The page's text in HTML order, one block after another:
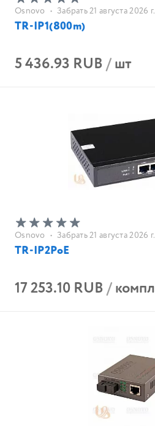
Osnovo • Забрать 21 августа 2026 г.
TR-IP1(800m)
5 436.93 RUB/шт
Osnovo • Забрать 21 августа 2026 г.
TR-IP2PoE
17 253.10 RUB/компл